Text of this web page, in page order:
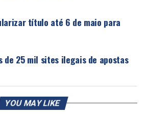
título até 6 de maio para
de 25 mil sites ilegais de apostas
YOU MAY LIKE